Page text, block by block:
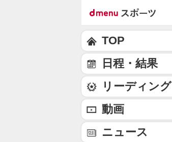
TOP
日程・結果
リーディング
動画
ニュース